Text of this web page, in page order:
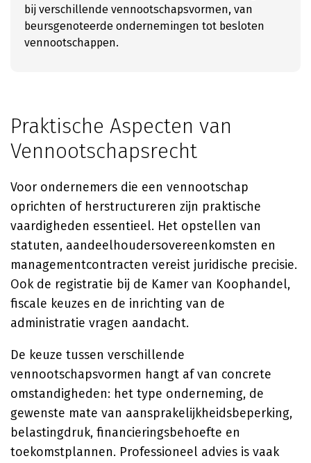
bij verschillende vennootschapsvormen, van
beursgenoteerde ondernemingen tot besloten
vennootschappen.
Praktische Aspecten van
Vennootschapsrecht
Voor ondernemers die een vennootschap
oprichten of herstructureren zijn praktische
vaardigheden essentieel. Het opstellen van
statuten, aandeelhoudersovereenkomsten en
managementcontracten vereist juridische precisie.
Ook de registratie bij de Kamer van Koophandel,
fiscale keuzes en de inrichting van de
administratie vragen aandacht.
De keuze tussen verschillende
vennootschapsvormen hangt af van concrete
omstandigheden: het type onderneming, de
gewenste mate van aansprakelijkheidsbeperking,
belastingdruk, financieringsbehoefte en
toekomstplannen. Professioneel advies is vaak